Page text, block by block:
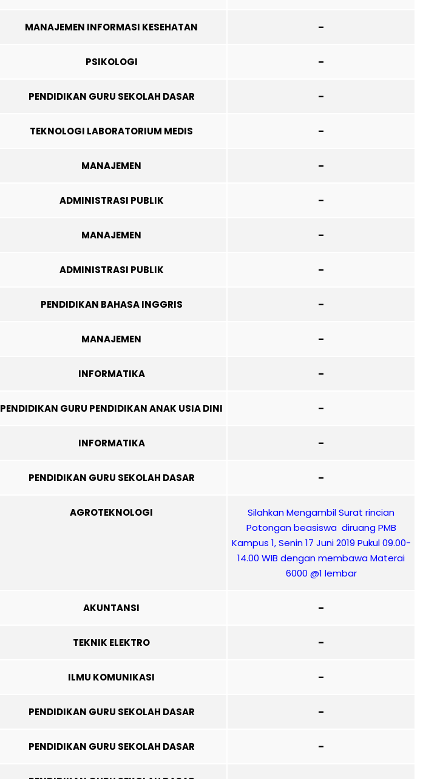
MANAJEMEN INFORMASI KESEHATAN –
PSIKOLOGI –
PENDIDIKAN GURU SEKOLAH DASAR –
TEKNOLOGI LABORATORIUM MEDIS –
MANAJEMEN –
ADMINISTRASI PUBLIK –
MANAJEMEN –
ADMINISTRASI PUBLIK –
PENDIDIKAN BAHASA INGGRIS –
MANAJEMEN –
INFORMATIKA –
PENDIDIKAN GURU PENDIDIKAN ANAK USIA DINI –
INFORMATIKA –
PENDIDIKAN GURU SEKOLAH DASAR –
AGROTEKNOLOGI
Silahkan Mengambil Surat rincian
Potongan beasiswa diruang PMB
Kampus 1, Senin 17 Juni 2019 Pukul 09.00-
14.00 WIB dengan membawa Materai
6000 @1 lembar
AKUNTANSI –
TEKNIK ELEKTRO –
ILMU KOMUNIKASI –
PENDIDIKAN GURU SEKOLAH DASAR –
PENDIDIKAN GURU SEKOLAH DASAR –